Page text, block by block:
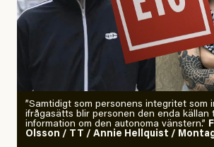
”Samtidigt som personens integritet som
ifrågasätts blir personen den enda källan
information om den autonoma vänstern.”
Olsson / TT / Annie Hellquist /